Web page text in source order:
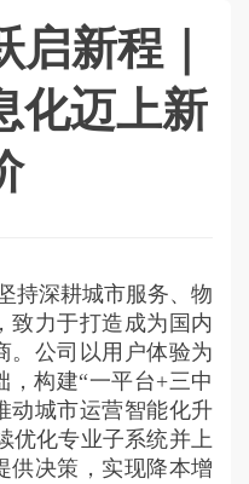
新程｜
化迈上新
持深耕城市服务、物
致力于打造成为国内
。公司以用户体验为
构建“一平台+三中
动城市运营智能化升
优化专业子系统并上
供决策，实现降本增